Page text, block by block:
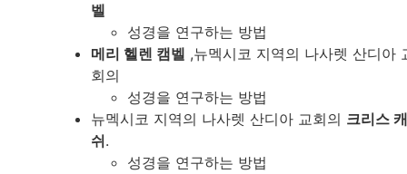
벨
성경을 연구하는 방법
메리 헬렌 캠벨 ,뉴멕시코 지역의 나사렛 산디아
회의
성경을 연구하는 방법
뉴멕시코 지역의 나사렛 산디아 교회의 크리스 캐
쉬.
성경을 연구하는 방법